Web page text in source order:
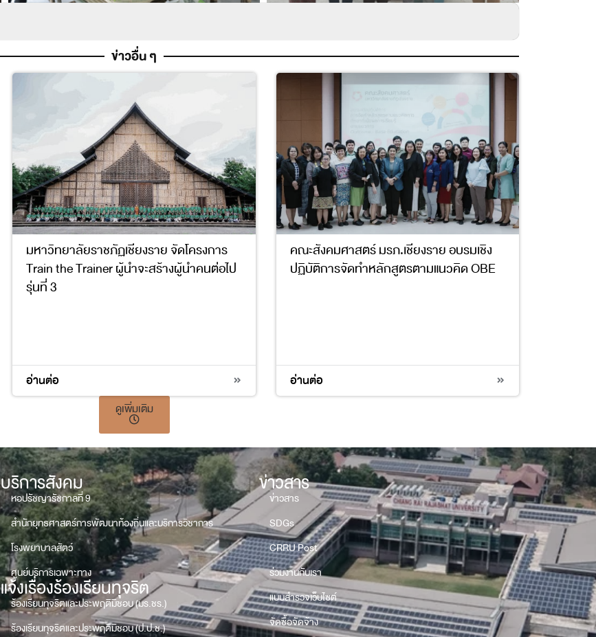
ข่าวอื่น ๆ
มหาวิทยาลัยราชภัฏเชียงราย จัดโครงการ
Train the Trainer ผู้นำจะสร้างผู้นำคนต่อไป
รุ่นที่ 3
อ่านต่อ
คณะสังคมศาสตร์ มรภ.เชียงราย อบรมเชิง
ปฏิบัติการจัดทำหลักสูตรตามแนวคิด OBE
อ่านต่อ
ดูเพิ่มเติม
บริการสังคม
หอปรัชญารัชกาลที่ 9
สำนักยุทธศาสตร์การพัฒนาท้องถิ่นและบริการวิชาการ
โรงพยาบาลสัตว์
ศูนย์บริการเฉพาะทาง
แจ้งเรื่องร้องเรียนทุจริต
ร้องเรียนทุจริตและประพฤติมิชอบ (มร.ชร.)
ร้องเรียนทุจริตและประพฤติมิชอบ (ป.ป.ช.)
ข่าวสาร
ข่าวสาร
SDGs
CRRU Post
ร่วมงานกับเรา
แบบสำรวจเว็บไซต์
จัดซื้อจัดจ้าง